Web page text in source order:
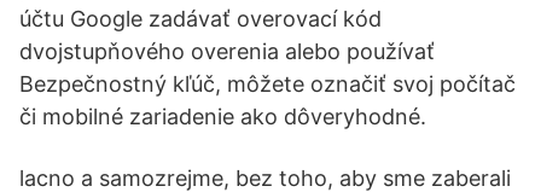
účtu Google zadávať overovací kód
dvojstupňového overenia alebo používať
Bezpečnostný kľúč, môžete označiť svoj počítač
či mobilné zariadenie ako dôveryhodné.
lacno a samozrejme, bez toho, aby sme zaberali